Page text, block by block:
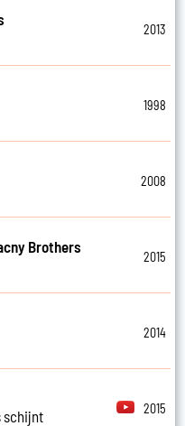
2013
1998
2008
Brothers
2015
2014
schijnt
2015